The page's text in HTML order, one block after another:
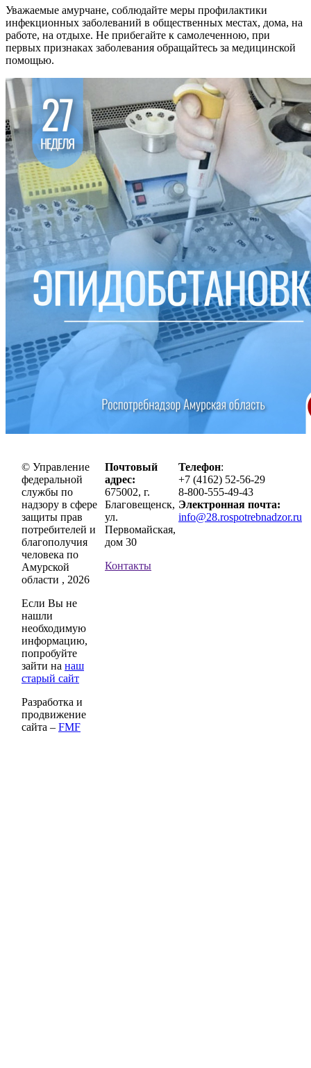
Уважаемые амурчане, соблюдайте меры профилактики
инфекционных заболеваний в общественных местах, дома, на
работе, на отдыхе. Не прибегайте к самолеченною, при
первых признаках заболевания обращайтесь за медицинской
помощью.
© Управление
федеральной
службы по
надзору в сфере
защиты прав
потребителей и
благополучия
человека по
Амурской
области , 2026
Если Вы не
нашли
необходимую
информацию,
попробуйте
зайти на наш
старый сайт
Разработка и
продвижение
сайта – FMF
Почтовый
адрес:
675002, г.
Благовещенск,
ул.
Первомайская,
дом 30
Контакты
Телефон:
+7 (4162) 52-56-29
8-800-555-49-43
Электронная почта:
info@28.rospotrebnadzor.ru